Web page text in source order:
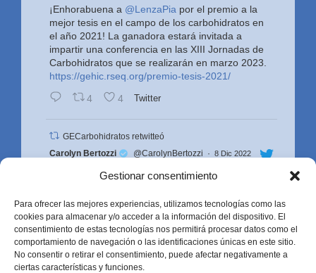
Gestionar consentimiento
Para ofrecer las mejores experiencias, utilizamos tecnologías como las
cookies para almacenar y/o acceder a la información del dispositivo. El
consentimiento de estas tecnologías nos permitirá procesar datos como el
comportamiento de navegación o las identificaciones únicas en este sitio.
No consentir o retirar el consentimiento, puede afectar negativamente a
ciertas características y funciones.
¡Enhorabuena a @LenzaPia por el premio a la
mejor tesis en el campo de los carbohidratos en
el año 2021! La ganadora estará invitada a
impartir una conferencia en las XIII Jornadas de
Carbohidratos que se realizarán en marzo 2023.
https://gehic.rseq.org/premio-tesis-2021/
4
4 Twitter
GECarbohidratos retwitteó
Carolyn Bertozzi @CarolynBertozzi · 8 Dic 2022
Look who showed up in Stockholm!! Great
student team that built the house of
#bioorthogonal chemistry
⁦. Can you name the
now-famous scientists in this photo?
21
751 Twitter